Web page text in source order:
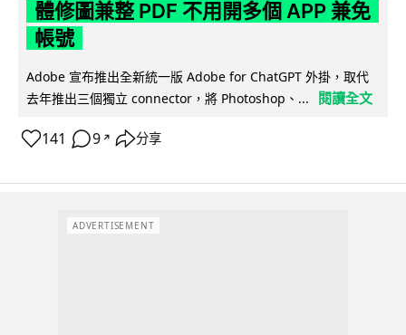
體修圖兼整 PDF 不用開多個 APP 兼免
帳號
Adobe 宣布推出全新統一版 Adobe for ChatGPT 外掛，取代
去年推出三個獨立 connector，將 Photoshop、...
閱讀全文
141 9 ↗ 分享
ADVERTISEMENT